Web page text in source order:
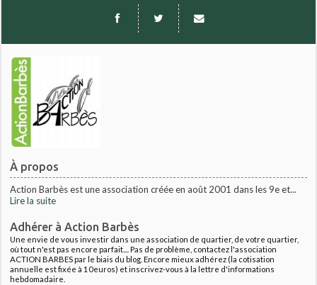
À propos
Action Barbès est une association créée en août 2001 dans les 9e et...
Lire la suite
Adhérer à Action Barbès
Une envie de vous investir dans une association de quartier, de votre quartier,
où tout n'est pas encore parfait.... Pas de problème, contactez l'association
ACTION BARBES par le biais du blog. Encore mieux adhérez (la cotisation
annuelle est fixée à 10euros) et inscrivez-vous à la lettre d'informations
hebdomadaire.